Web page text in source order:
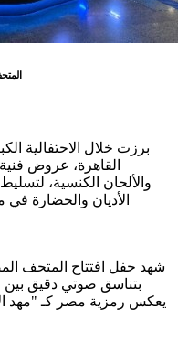
برزت خلال الاحتفالية
القاهرة، عروض
والألحان الكنسية،
الأديان والحضارة
شهد حفل افتتاح المتحف
بتناسق صوتي دقيق بين
يعكس رمزية مصر كـ "مهد